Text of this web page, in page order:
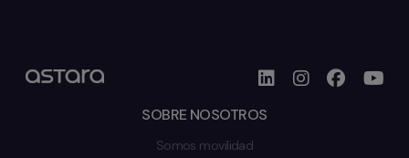
SOBRE NOSOTROS
Somos movilidad